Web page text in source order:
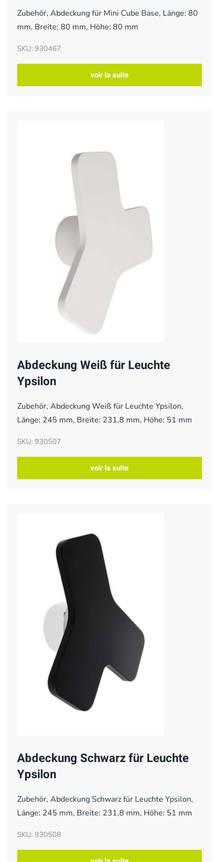
Zubehör, Abdeckung für Mini Cube Base, Länge: 80
mm, Breite: 80 mm, Höhe: 80 mm
SKU: 930467
voir la suite
Abdeckung Weiß für Leuchte
Ypsilon
Zubehör, Abdeckung Weiß für Leuchte Ypsilon,
Länge: 245 mm, Breite: 231,8 mm, Höhe: 51 mm
SKU: 930507
voir la suite
Abdeckung Schwarz für Leuchte
Ypsilon
Zubehör, Abdeckung Schwarz für Leuchte Ypsilon,
Länge: 245 mm, Breite: 231,8 mm, Höhe: 51 mm
SKU: 930508